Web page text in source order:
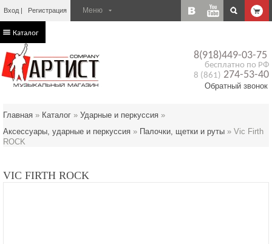
Вход Регистрация
8(918)449-03-75
бесплатно по РФ
8 (861) 274-53-40
Обратный звонок
Каталог
Главная » Каталог » Ударные и перкуссия »
Аксессуары, ударные и перкуссия » Палочки, щетки и руты » Vic Firth
ROCK
VIC FIRTH ROCK